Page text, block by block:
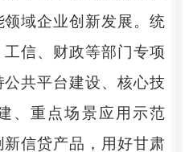
域企业创新发展。统
信、财政等部门专项
共平台建设、核心技
、重点场景应用示范
信贷产品，用好甘肃